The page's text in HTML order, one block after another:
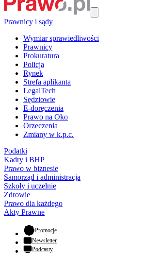
Prawnicy i sądy
Wymiar sprawiedliwości
Prawnicy
Prokuratura
Policja
Rynek
Strefa aplikanta
LegalTech
Sędziowie
E-doręczenia
Prawo na Oko
Orzeczenia
Zmiany w k.p.c.
Podatki
Kadry i BHP
Prawo w biznesie
Samorząd i administracja
Szkoły i uczelnie
Zdrowie
Prawo dla każdego
Akty Prawne
Promocje- otwiera się w nowej karcie
Newsletter
Podcasty